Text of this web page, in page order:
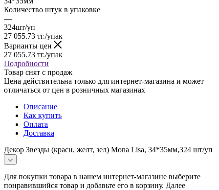
Количество штук в упаковке
—
324шт/уп
27 055.73 тг./упак
Варианты цен
27 055.73 тг./упак
Подробности
Товар снят с продаж
Цена действительна только для интернет-магазина и может
отличаться от цен в розничных магазинах
Описание
Как купить
Оплата
Доставка
Декор Звезды (красн, желт, зел) Mona Lisa, 34*35мм,324 шт/уп
Для покупки товара в нашем интернет-магазине выберите
понравившийся товар и добавьте его в корзину. Далее